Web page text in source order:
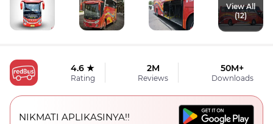
View All
(12)
4.6 ★
Rating
2M
Reviews
50M+
Downloads
NIKMATI APLIKASINYA!!